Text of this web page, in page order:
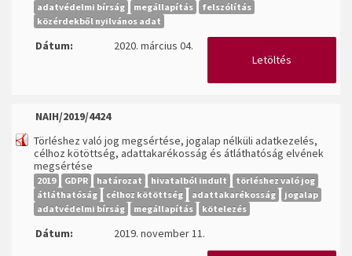
adatvédelmi bírság
megállapítás
felszólítás
közérdekből nyilvános adat
Dátum:
2020. március 04.
Letöltés
NAIH/2019/4424
Törléshez való jog megsértése, jogalap nélküli adatkezelés,
célhoz kötöttség, adattakarékosság és átláthatóság elvének
megsértése
2019 GDPR határozat hivatalból indult
törléshez való jog
átláthatóság
célhoz kötöttség adattakarékosság
jogalap
adatvédelmi bírság
megállapítás kötelezés
Dátum: 2019. november 11.